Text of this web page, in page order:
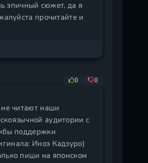
эпичный сюжет, да я
прочитайте и
0 0
читают наши
аудитории с
поддержки
Иноэ Кадзуро)
пиши на японском